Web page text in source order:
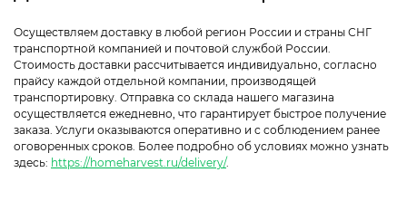
Осуществляем доставку в любой регион России и страны СНГ
транспортной компанией и почтовой службой России.
Стоимость доставки рассчитывается индивидуально, согласно
прайсу каждой отдельной компании, производящей
транспортировку. Отправка со склада нашего магазина
осуществляется ежедневно, что гарантирует быстрое получение
заказа. Услуги оказываются оперативно и с соблюдением ранее
оговоренных сроков. Более подробно об условиях можно узнать
здесь: https://homeharvest.ru/delivery/.